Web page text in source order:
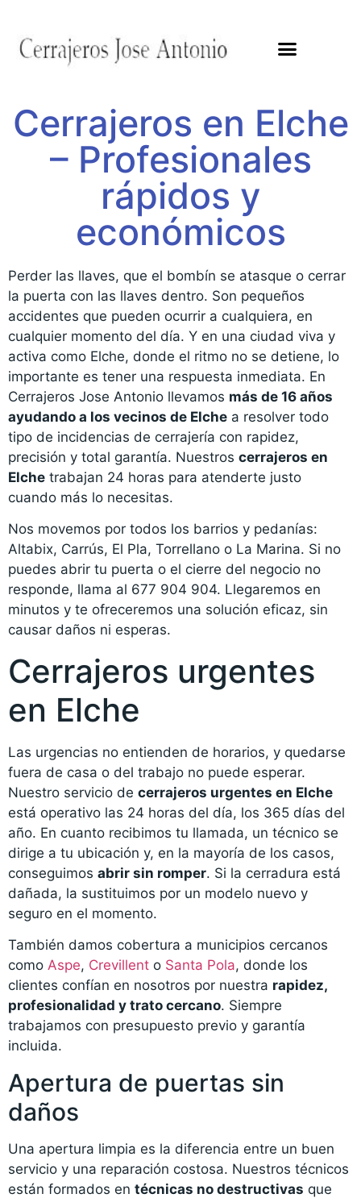
Cerrajeros en Elche
– Profesionales
rápidos y
económicos
Perder las llaves, que el bombín se atasque o cerrar
la puerta con las llaves dentro. Son pequeños
accidentes que pueden ocurrir a cualquiera, en
cualquier momento del día. Y en una ciudad viva y
activa como Elche, donde el ritmo no se detiene, lo
importante es tener una respuesta inmediata. En
Cerrajeros Jose Antonio llevamos más de 16 años
ayudando a los vecinos de Elche a resolver todo
tipo de incidencias de cerrajería con rapidez,
precisión y total garantía. Nuestros cerrajeros en
Elche trabajan 24 horas para atenderte justo
cuando más lo necesitas.
Nos movemos por todos los barrios y pedanías:
Altabix, Carrús, El Pla, Torrellano o La Marina. Si no
puedes abrir tu puerta o el cierre del negocio no
responde, llama al 677 904 904. Llegaremos en
minutos y te ofreceremos una solución eficaz, sin
causar daños ni esperas.
Cerrajeros urgentes
en Elche
Las urgencias no entienden de horarios, y quedarse
fuera de casa o del trabajo no puede esperar.
Nuestro servicio de cerrajeros urgentes en Elche
está operativo las 24 horas del día, los 365 días del
año. En cuanto recibimos tu llamada, un técnico se
dirige a tu ubicación y, en la mayoría de los casos,
conseguimos abrir sin romper. Si la cerradura está
dañada, la sustituimos por un modelo nuevo y
seguro en el momento.
También damos cobertura a municipios cercanos
como Aspe, Crevillent o Santa Pola, donde los
clientes confían en nosotros por nuestra rapidez,
profesionalidad y trato cercano. Siempre
trabajamos con presupuesto previo y garantía
incluida.
Apertura de puertas sin
daños
Una apertura limpia es la diferencia entre un buen
servicio y una reparación costosa. Nuestros técnicos
están formados en técnicas no destructivas que